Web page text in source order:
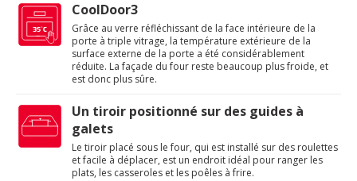
CoolDoor3
Grâce au verre réfléchissant de la face intérieure de la
porte à triple vitrage, la température extérieure de la
surface externe de la porte a été considérablement
réduite. La façade du four reste beaucoup plus froide, et
est donc plus sûre.
Un tiroir positionné sur des guides à
galets
Le tiroir placé sous le four, qui est installé sur des roulettes
et facile à déplacer, est un endroit idéal pour ranger les
plats, les casseroles et les poêles à frire.